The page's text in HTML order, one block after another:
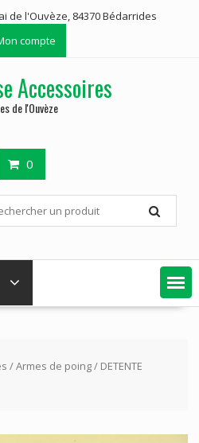
de l'Ouvèze, 84370 Bédarrides
compte
Accessoires
de l'Ouvèze
0
/Armes de poing/ DETENTE